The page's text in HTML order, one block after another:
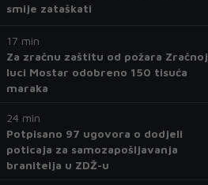
smije zataškati
17 min
Za zračnu zaštitu od požara Zračnoj
luci Mostar odobreno 150 tisuća
maraka
24 min
Potpisano 97 ugovora o dodjeli
poticaja za samozapošljavanja
branitelja u ZDŽ-u